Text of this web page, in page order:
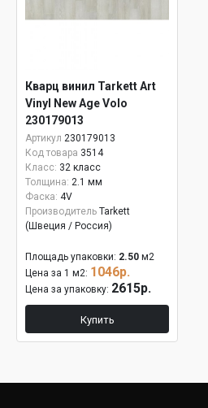
Кварц винил Tarkett Art
Vinyl New Age Volo
230179013
Артикул 230179013
Код товара 3514
Класс: 32 класс
Толщина: 2.1 мм
Фаска: 4V
Производитель Tarkett
(Швеция / Россия)
Площадь упаковки: 2.50 м2
Цена за 1 м2: 1046р.
Цена за упаковку: 2615р.
Купить